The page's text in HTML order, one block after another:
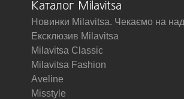
Каталог Milavitsa
Новинки Milavitsa. Чекаємо на
Ексклюзив Milavitsa
Milavitsa Classic
Milavitsa Fashion
Aveline
Misstyle